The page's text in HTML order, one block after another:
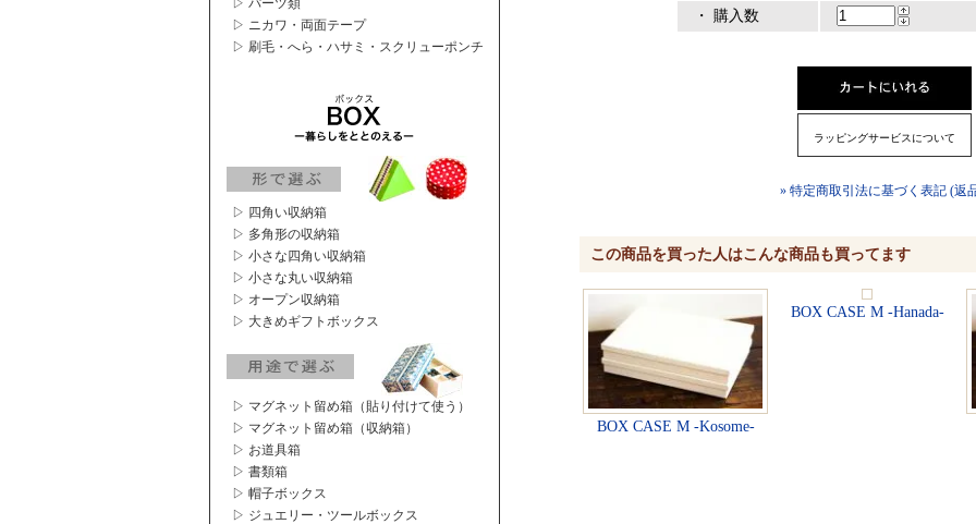
▷ パーツ類
▷ ニカワ・両面テープ
▷ 刷毛・へら・ハサミ・スクリューポンチ
▷ 四角い収納箱
▷ 多角形の収納箱
▷ 小さな四角い収納箱
▷ 小さな丸い収納箱
▷ オープン収納箱
▷ 大きめギフトボックス
▷ マグネット留め箱（貼り付けて使う）
▷ マグネット留め箱（収納箱）
▷ お道具箱
▷ 書類箱
▷ 帽子ボックス
▷ ジュエリー・ツールボックス
・ 購入数
ラッピングサービスについて
» 特定商取引法に基づく表記 (返
この商品を買った人はこんな商品も買ってます
BOX CASE M -Kosome-
BOX CASE M -Hanada-